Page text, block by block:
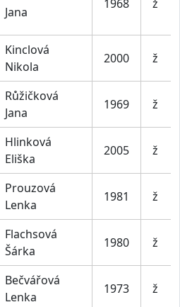
Jana
1968 ž
Kinclová
Nikola
2000 ž
Růžičková
Jana
1969 ž
Hlinková
Eliška
2005 ž
Prouzová
Lenka
1981 ž
Flachsová
Šárka
1980 ž
Bečvářová
Lenka
1973 ž